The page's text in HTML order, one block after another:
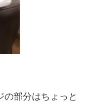
部分はちょっと